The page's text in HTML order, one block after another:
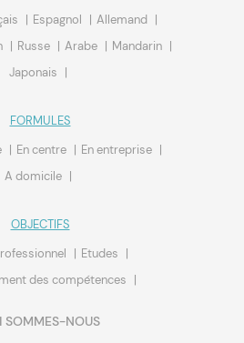
Espagnol
Allemand
Russe Arabe
Mandarin
Japonais
FORMULES
En centre
En entreprise
A domicile
OBJECTIFS
Etudes
des compétences
SOMMES-NOUS